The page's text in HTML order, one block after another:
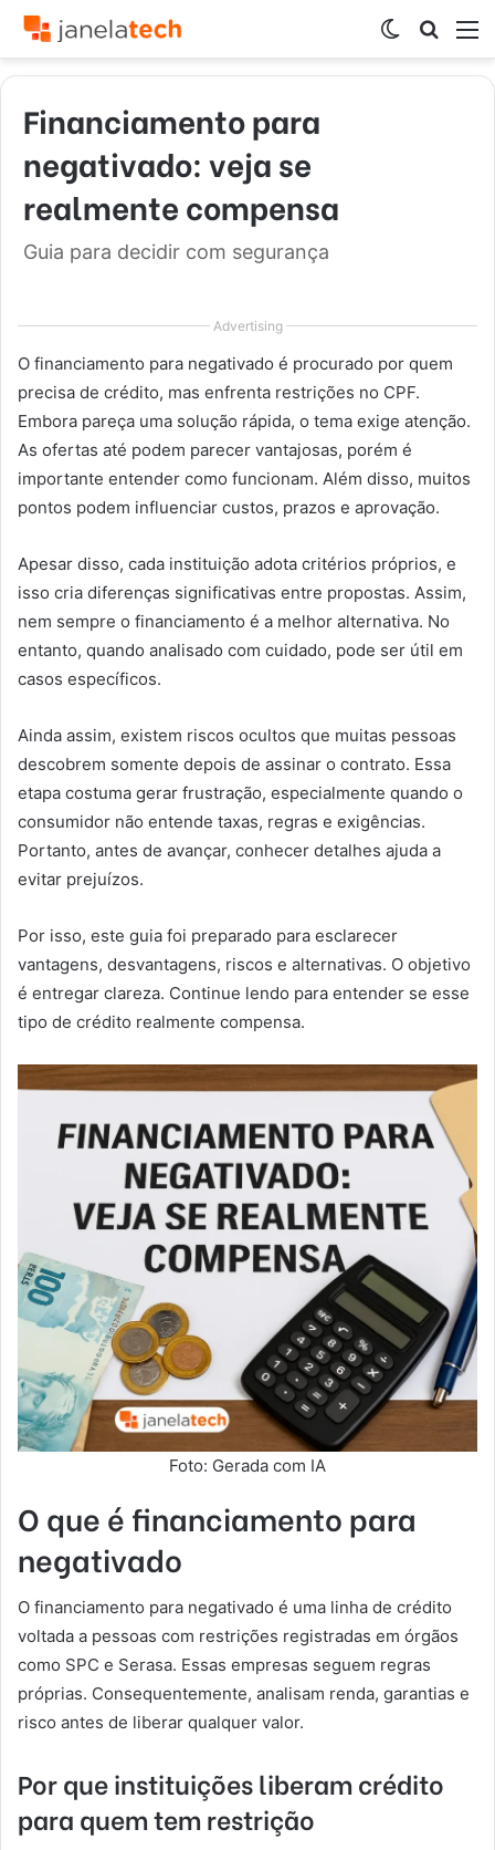
por
Switch
skin
Financiamento para
negativado: veja se
realmente compensa
Guia para decidir com segurança
Advertising
O financiamento para negativado é procurado por quem
precisa de crédito, mas enfrenta restrições no CPF.
Embora pareça uma solução rápida, o tema exige atenção.
As ofertas até podem parecer vantajosas, porém é
importante entender como funcionam. Além disso, muitos
pontos podem influenciar custos, prazos e aprovação.
Apesar disso, cada instituição adota critérios próprios, e
isso cria diferenças significativas entre propostas. Assim,
nem sempre o financiamento é a melhor alternativa. No
entanto, quando analisado com cuidado, pode ser útil em
casos específicos.
Ainda assim, existem riscos ocultos que muitas pessoas
descobrem somente depois de assinar o contrato. Essa
etapa costuma gerar frustração, especialmente quando o
consumidor não entende taxas, regras e exigências.
Portanto, antes de avançar, conhecer detalhes ajuda a
evitar prejuízos.
Por isso, este guia foi preparado para esclarecer
vantagens, desvantagens, riscos e alternativas. O objetivo
é entregar clareza. Continue lendo para entender se esse
tipo de crédito realmente compensa.
Foto: Gerada com IA
O que é financiamento para
negativado
O financiamento para negativado é uma linha de crédito
voltada a pessoas com restrições registradas em órgãos
como SPC e Serasa. Essas empresas seguem regras
próprias. Consequentemente, analisam renda, garantias e
risco antes de liberar qualquer valor.
Por que instituições liberam crédito
para quem tem restrição